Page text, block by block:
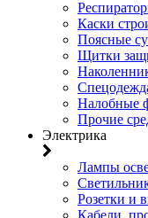
Каски
Поясные
Щитки
Налобные
Прочие
Электрика
Лампы
Розетки и
Кабели,